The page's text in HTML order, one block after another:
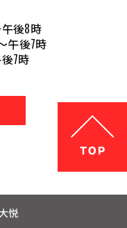
後8時
午後7時
7時
悦